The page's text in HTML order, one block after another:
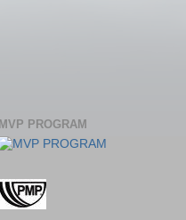
MVP PROGRAM